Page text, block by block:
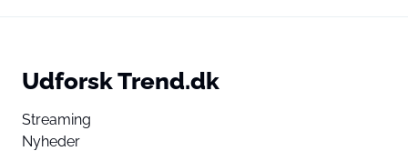
Udforsk Trend.dk
Streaming
Nyheder